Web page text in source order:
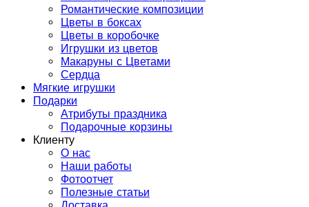
Романтические композиции
Цветы в боксах
Цветы в коробочке
Игрушки из цветов
Макаруны с Цветами
Сердца
Мягкие игрушки
Подарки
Атрибуты праздника
Подарочные корзины
Клиенту
О нас
Наши работы
Фотоотчет
Полезные статьи